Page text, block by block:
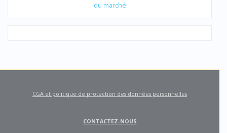
du marché
CGA et politique de protection des données personnelles
CONTACTEZ-NOUS